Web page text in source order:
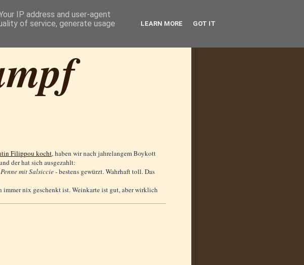
Filippou kocht, haben wir nach jahrelangem Boykott
der hat sich ausgezahlt:
Penne mit Salsiccie- bestens gewürzt. Wahrhaft toll. Das
immer nix geschenkt ist. Weinkarte ist gut, aber wirklich
IP address and user-agent
of service, generate usage
LEARN MORE GOT IT